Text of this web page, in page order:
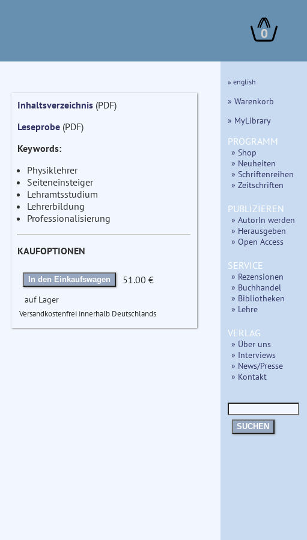
0
Inhaltsverzeichnis(PDF)
Leseprobe(PDF)
Keywords:
Physiklehrer
Seiteneinsteiger
Lehramtsstudium
Lehrerbildung
Professionalisierung
KAUFOPTIONEN
In den Einkaufswagen 51.00 €
auf Lager
Versandkostenfrei innerhalb Deutschlands
» english
» Warenkorb
» MyLibrary
PROGRAMM
» Shop
» Neuheiten
» Schriftenreihen
» Zeitschriften
PUBLIZIEREN
» AutorIn werden
» Herausgeben
» Open Access
SERVICE
» Rezensionen
» Buchhandel
» Bibliotheken
» Lehre
VERLAG
» Über uns
» Interviews
» News/Presse
» Kontakt
SUCHEN